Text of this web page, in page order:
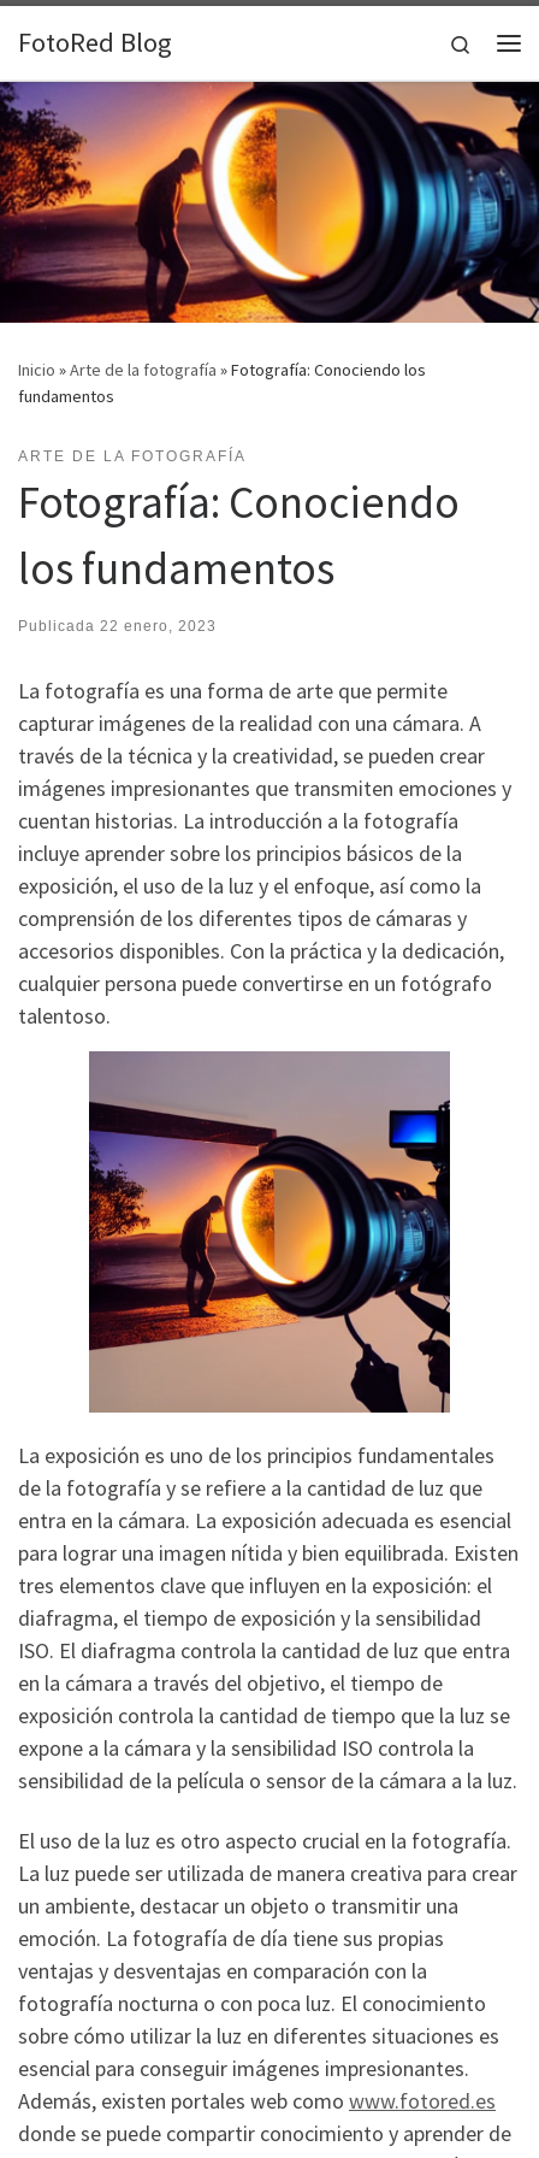
Saltar al contenido
FotoRed Blog
Search
Inicio »Arte de la fotografía »Fotografía: Conociendo los
fundamentos
ARTE DE LA FOTOGRAFÍA
Fotografía: Conociendo
los fundamentos
Publicada 22 enero, 2023
La fotografía es una forma de arte que permite
capturar imágenes de la realidad con una cámara. A
través de la técnica y la creatividad, se pueden crear
imágenes impresionantes que transmiten emociones y
cuentan historias. La introducción a la fotografía
incluye aprender sobre los principios básicos de la
exposición, el uso de la luz y el enfoque, así como la
comprensión de los diferentes tipos de cámaras y
accesorios disponibles. Con la práctica y la dedicación,
cualquier persona puede convertirse en un fotógrafo
talentoso.
La exposición es uno de los principios fundamentales
de la fotografía y se refiere a la cantidad de luz que
entra en la cámara. La exposición adecuada es esencial
para lograr una imagen nítida y bien equilibrada. Existen
tres elementos clave que influyen en la exposición: el
diafragma, el tiempo de exposición y la sensibilidad
ISO. El diafragma controla la cantidad de luz que entra
en la cámara a través del objetivo, el tiempo de
exposición controla la cantidad de tiempo que la luz se
expone a la cámara y la sensibilidad ISO controla la
sensibilidad de la película o sensor de la cámara a la luz.
El uso de la luz es otro aspecto crucial en la fotografía.
La luz puede ser utilizada de manera creativa para crear
un ambiente, destacar un objeto o transmitir una
emoción. La fotografía de día tiene sus propias
ventajas y desventajas en comparación con la
fotografía nocturna o con poca luz. El conocimiento
sobre cómo utilizar la luz en diferentes situaciones es
esencial para conseguir imágenes impresionantes.
Además, existen portales web como www.fotored.es
donde se puede compartir conocimiento y aprender de